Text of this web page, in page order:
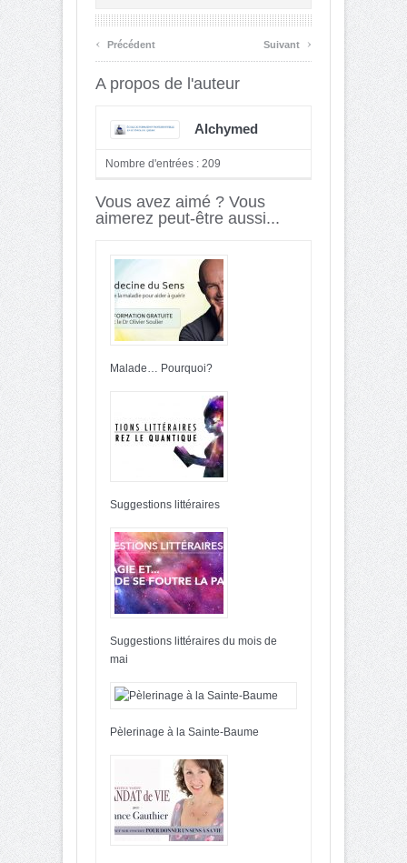
‹ Précédent Suivant ›
A propos de l'auteur
Alchymed
Nombre d'entrées : 209
Vous avez aimé ? Vous
aimerez peut-être aussi...
Malade… Pourquoi?
Suggestions littéraires
Suggestions littéraires du mois de
mai
Pèlerinage à la Sainte-Baume